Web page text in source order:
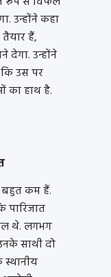
उन्होंने कहा
हैं,
उन्होंने
उस पर
का हाथ है.
बहुत कम हैं.
पारिजात
थे. लगभग
साथी दो